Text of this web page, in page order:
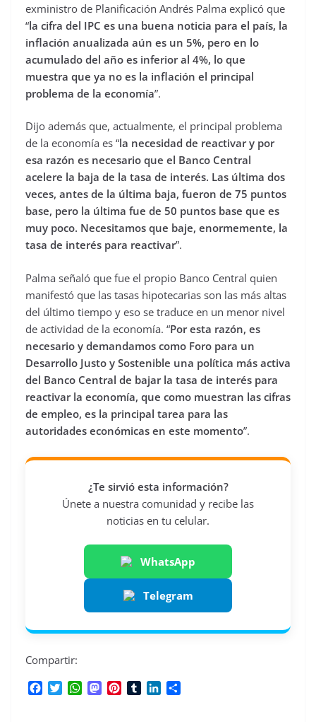
exministro de Planificación Andrés Palma explicó que
“la cifra del IPC es una buena noticia para el país, la
inflación anualizada aún es un 5%, pero en lo
acumulado del año es inferior al 4%, lo que
muestra que ya no es la inflación el principal
problema de la economía”.
Dijo además que, actualmente, el principal problema
de la economía es “la necesidad de reactivar y por
esa razón es necesario que el Banco Central
acelere la baja de la tasa de interés. Las última dos
veces, antes de la última baja, fueron de 75 puntos
base, pero la última fue de 50 puntos base que es
muy poco. Necesitamos que baje, enormemente, la
tasa de interés para reactivar”.
Palma señaló que fue el propio Banco Central quien
manifestó que las tasas hipotecarias son las más altas
del último tiempo y eso se traduce en un menor nivel
de actividad de la economía. “Por esta razón, es
necesario y demandamos como Foro para un
Desarrollo Justo y Sostenible una política más activa
del Banco Central de bajar la tasa de interés para
reactivar la economía, que como muestran las cifras
de empleo, es la principal tarea para las
autoridades económicas en este momento”.
¿Te sirvió esta información?
Únete a nuestra comunidad y recibe las
noticias en tu celular.
WhatsApp
Telegram
Compartir:
W
M